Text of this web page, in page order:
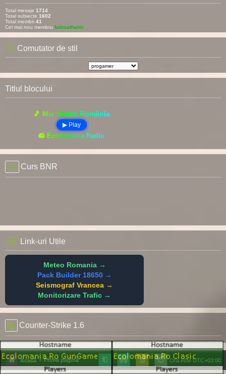
Total mesaje 1714
Total subiecte 1602
Total membri 41
Cel mai nou membru fatimathahir
Comutator de stil
Titlul blocului
🎵 Mix Remix România
▶ Play
📻 Ecolomania Radio
Curs BNR
Link-uri Utile
Meteo Romania →
Pack Builder 18650 →
Seismograf Vrancea →
Monitorizare Trafic →
Counter-Strike 1.6
Acasă Prima pagină Ora este UTC+03:00